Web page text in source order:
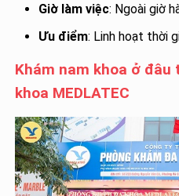
Giờ làm việc: Ngoài giờ
Ưu điểm: Linh hoạt thời
Khám nam khoa ở
khoa MEDLATEC